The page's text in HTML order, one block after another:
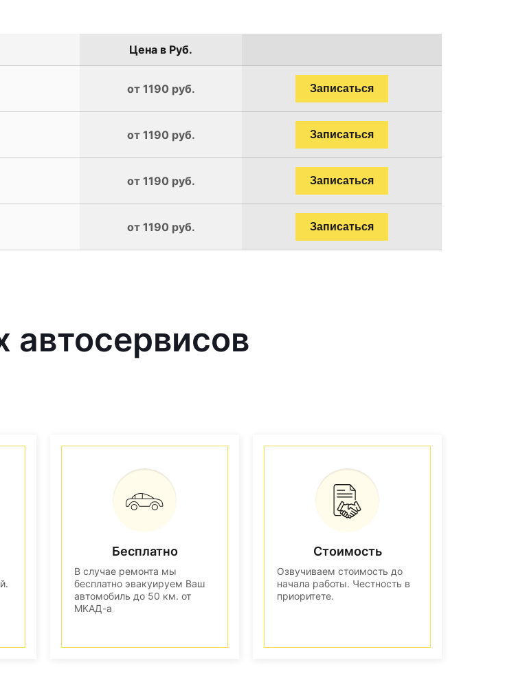
Цена в Руб.
от 1190 руб. Записаться
от 1190 руб. Записаться
от 1190 руб. Записаться
от 1190 руб. Записаться
Бесплатно
В случае ремонта мы
бесплатно эвакуируем Ваш
автомобиль до 50 км. от
МКАД-а
Стоимость
Озвучиваем стоимость до
начала работы. Честность в
приоритете.